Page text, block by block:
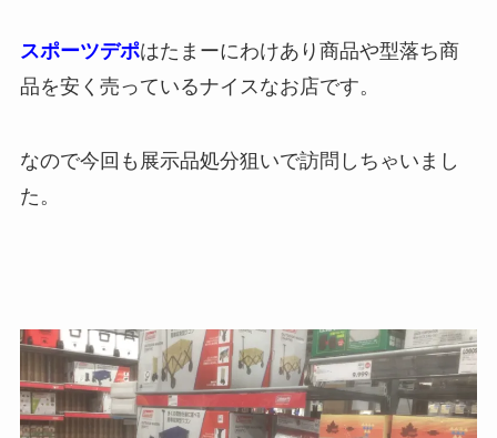
スポーツデポはたまーにわけあり商品や型落ち商
品を安く売っているナイスなお店です。
なので今回も展示品処分狙いで訪問しちゃいまし
た。